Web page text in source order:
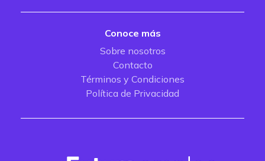
Conoce más
Sobre nosotros
Contacto
Términos y Condiciones
Política de Privacidad